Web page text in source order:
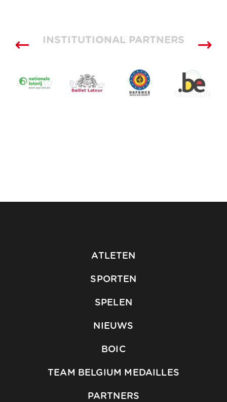
SUPPLIERS
INSTITUTIONAL PARTNERS
ATLETEN
SPORTEN
SPELEN
NIEUWS
BOIC
TEAM BELGIUM MEDAILLES
PARTNERS